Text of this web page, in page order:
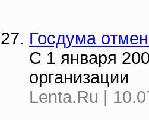
Госдума
С 1 января
организации
Lenta.Ru |